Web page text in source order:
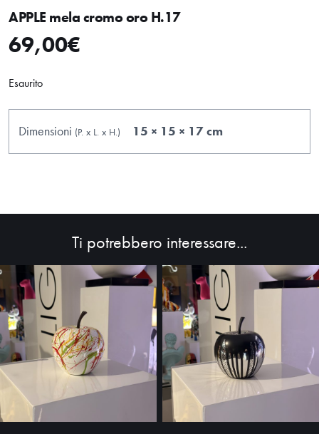
HOME
ABOUT
SHOP
APPLE mela cromo oro H.17
69,00€
Esaurito
Dimensioni (P. x L. x H.) 15 × 15 × 17 cm
Ti potrebbero interessare...